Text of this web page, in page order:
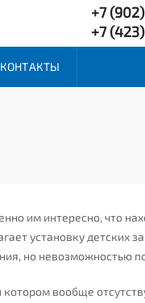
+7
+7
КОНТАКТЫ
им интересно, что
установку детских
но невозможностью
вообще